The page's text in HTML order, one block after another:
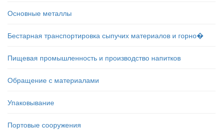
Основные металлы
Бестарная транспортировка сыпучих материалов и горно�
Пищевая промышленность и производство напитков
Обращение с материалами
Упаковывание
Портовые сооружения